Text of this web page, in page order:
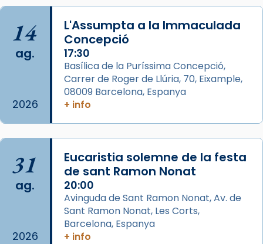
missa d’acció de gràcies en agraïment al
comitè organitzador de la visita apostòlica
del Sant Pare Lleó XIV a Barcelona, i als
col·laboradors, a la Catedral de Barcelona.
L’arquebisbe de Barcelona, el cardenal Joan
Josep Omella, ha presidit la missa i l’ha
concelebrat el bisbe auxiliar de Barcelona,
Mons. David Abadías.
📸 Dr. G. Simón
Photo
View on Facebook Share
Arquebisbat de Barcelona
2 weeks ago
14
ag.
2026
L'Assumpta a la Immaculada
Concepció
17:30
Basílica de la Puríssima Concepció,
Carrer de Roger de Llúria, 70, Eixample,
08009 Barcelona, Espanya
+ info
31
ag.
2026
Eucaristia solemne de la festa
de sant Ramon Nonat
20:00
Avinguda de Sant Ramon Nonat, Av. de
Sant Ramon Nonat, Les Corts,
Barcelona, Espanya
+ info